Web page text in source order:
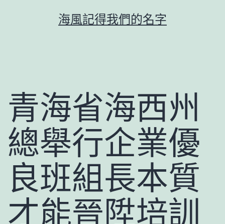
海風記得我們的名字
青海省海西州
總舉行企業優
良班組長本質
才能晉陞培訓